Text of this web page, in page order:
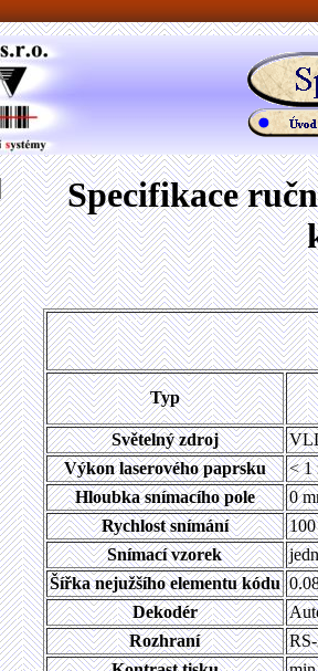
Specifikace
Typ
Světelný zdroj
Výkon laserového paprsku
< 1
Hloubka snímacího pole
0
Rychlost snímání
100
Snímací vzorek
Šířka nejužšího elementu kódu
Dekodér
Rozhraní